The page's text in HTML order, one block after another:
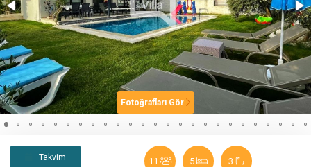
Fotoğrafları Gör
11 5 3
Takvim